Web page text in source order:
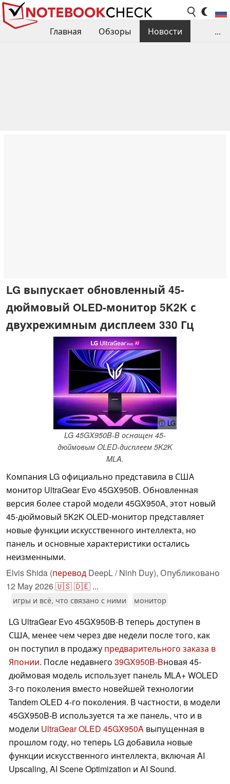
Главная Обзоры
Новости
...
LG выпускает обновленный 45-
дюймовый OLED-монитор 5K2K с
двухрежимным дисплеем 330 Гц
ⓘ LG
LG 45GX950B-B оснащен 45-
дюймовым OLED-дисплеем 5K2K
MLA.
Компания LG официально представила в США
монитор UltraGear Evo 45GX950B. Обновленная
версия более старой модели 45GX950A, этот новый
45-дюймовый 5K2K OLED-монитор представляет
новые функции искусственного интеллекта, но
панель и основные характеристики остались
неизменными.
Elvis Shida (перевод DeepL / Ninh Duy), Опубликовано
12 May 2026🇺🇸🇩🇪 ...
игры и всё, что связано с ними монитор
LG UltraGear Evo 45GX950B-B теперь доступен в
США, менее чем через две недели после того, как
он поступил в продажу предварительного заказа в
Японии. После недавнего 39GX950B-Bновая 45-
дюймовая модель использует панель MLA+ WOLED
3-го поколения вместо новейшей технологии
Tandem OLED 4-го поколения. В частности, в модели
45GX950B-B используется та же панель, что и в
модели UltraGear OLED 45GX950A выпущенная в
прошлом году, но теперь LG добавила новые
функции искусственного интеллекта, включая AI
Upscaling, AI Scene Optimization и AI Sound.